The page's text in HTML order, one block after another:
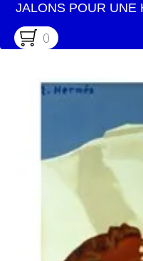
JALONS POUR UNE
0